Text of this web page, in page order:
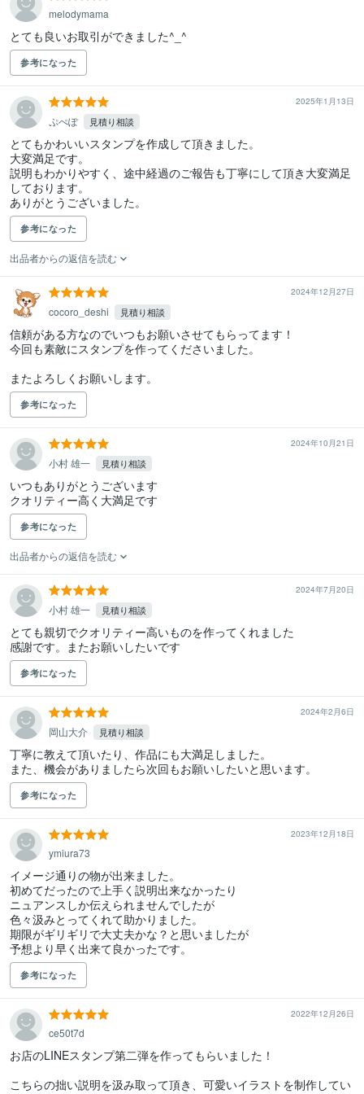
melodymama
とても良いお取引ができました^_^
参考になった
2025年1月13日
ぷぺぽ 見積り相談
とてもかわいいスタンプを作成して頂きました。
大変満足です。
説明もわかりやすく、途中経過のご報告も丁寧にして頂き大変満足
しております。
ありがとうございました。
参考になった
出品者からの返信を読む
2024年12月27日
cocoro_deshi 見積り相談
信頼がある方なのでいつもお願いさせてもらってます！
今回も素敵にスタンプを作ってくださいました。
またよろしくお願いします。
参考になった
2024年10月21日
小村 雄一 見積り相談
いつもありがとうございます
クオリティー高く大満足です
参考になった
出品者からの返信を読む
2024年7月20日
小村 雄一 見積り相談
とても親切でクオリティー高いものを作ってくれました
感謝です。またお願いしたいです
参考になった
2024年2月6日
岡山大介 見積り相談
丁寧に教えて頂いたり、作品にも大満足しました。
また、機会がありましたら次回もお願いしたいと思います。
参考になった
2023年12月18日
ymiura73
イメージ通りの物が出来ました。
初めてだったので上手く説明出来なかったり
ニュアンスしか伝えられませんでしたが
色々汲みとってくれて助かりました。
期限がギリギリで大丈夫かな？と思いましたが
予想より早く出来て良かったです。
参考になった
2022年12月26日
ce50t7d
お店のLINEスタンプ第二弾を作ってもらいました！
こちらの拙い説明を汲み取って頂き、可愛いイラストを制作してい